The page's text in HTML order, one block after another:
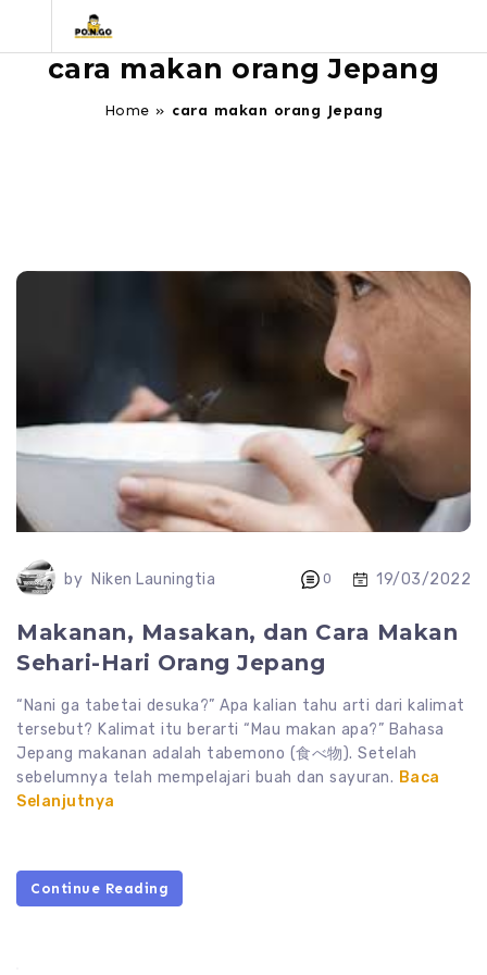
cara makan orang Jepang
Home » cara makan orang Jepang
by Niken Launingtia 0 19/03/2022
Makanan, Masakan, dan Cara Makan
Sehari-Hari Orang Jepang
“Nani ga tabetai desuka?” Apa kalian tahu arti dari kalimat
tersebut? Kalimat itu berarti “Mau makan apa?” Bahasa
Jepang makanan adalah tabemono (食べ物). Setelah
sebelumnya telah mempelajari buah dan sayuran. Baca
Selanjutnya
Continue Reading